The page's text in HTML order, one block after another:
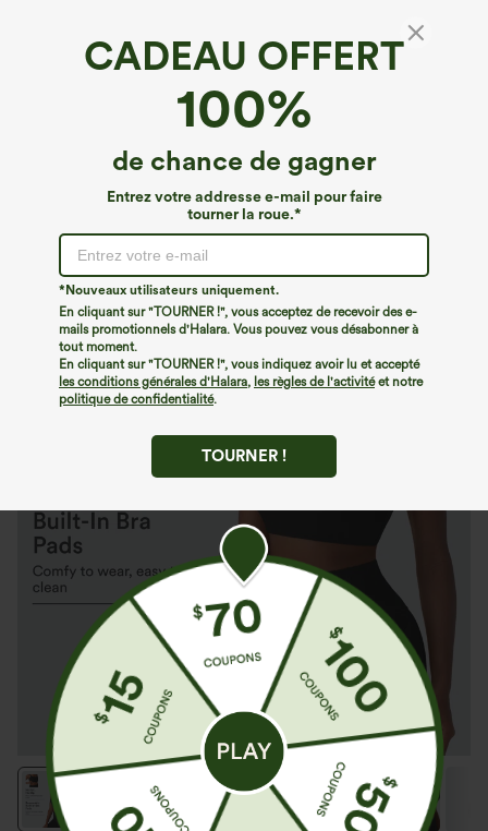
CADEAU OFFERT
100%
de chance de gagner
Entrez votre addresse e-mail pour faire
tourner la roue.*
*Nouveaux utilisateurs uniquement.
En cliquant sur "TOURNER !", vous acceptez de recevoir des e-
mails promotionnels d'Halara. Vous pouvez vous désabonner à
tout moment.
En cliquant sur "TOURNER !", vous indiquez avoir lu et accepté
les conditions générales d'Halara, les règles de l'activitéet notre
politique de confidentialité.
TOURNER !
Halara UltraSculpt™*
Halara UltraSculpt™ brassière de sport à
maintien moyen et structure solide —
€26,95 EUR